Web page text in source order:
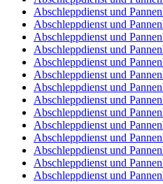
Abschleppdienst und
Abschleppdienst und
Abschleppdienst und
Abschleppdienst und
Abschleppdienst und
Abschleppdienst und
Abschleppdienst und
Abschleppdienst und
Abschleppdienst und
Abschleppdienst und
Abschleppdienst und
Abschleppdienst und
Abschleppdienst und
Abschleppdienst und